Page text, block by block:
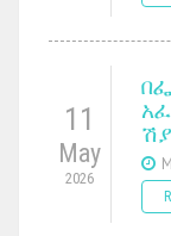
11
May
2026